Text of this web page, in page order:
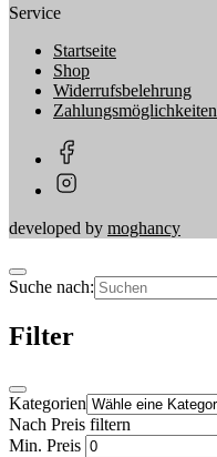
Service
Startseite
Shop
Widerrufsbelehrung
Zahlungsmöglichkeiten
developed by moghancy
Suche nach:
Filter
Kategorien
Nach Preis filtern
Min. Preis